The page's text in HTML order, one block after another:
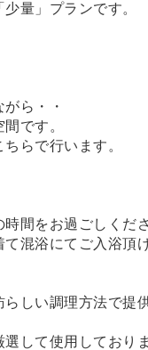
量」プランです。
ら・・
です。
らで行います。
間をお過ごしくださ
混浴にてご入浴頂け
しい調理方法で提
して使用しておりま